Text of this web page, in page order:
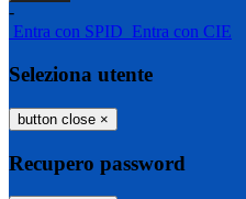
-
Entra con SPID Entra con CIE
Seleziona utente
button close ×
Recupero password